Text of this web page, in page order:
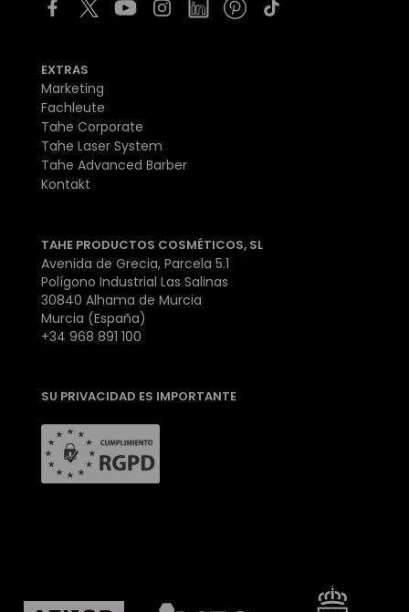
EXTRAS
Marketing
Fachleute
Tahe Corporate
Tahe Laser System
Tahe Advanced Barber
Kontakt
TAHE PRODUCTOS COSMÉTICOS, SL
Avenida de Grecia, Parcela 5.1
Polígono Industrial Las Salinas
30840 Alhama de Murcia
Murcia (España)
+34 968 891 100
SU PRIVACIDAD ES IMPORTANTE